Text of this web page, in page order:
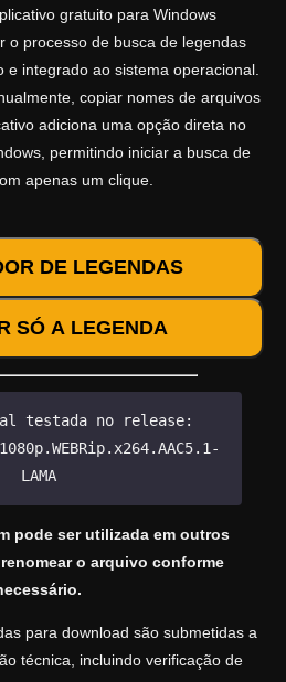
gratuito para Windows
o processo de busca de legendas
e integrado ao sistema operacional.
copiar nomes de arquivos
adiciona uma opção direta no
permitindo iniciar a busca de
apenas um clique.
DE LEGENDAS
SÓ A LEGENDA
testada no release:
LAMA
pode ser utilizada em outros
o arquivo conforme
para download são submetidas a
técnica, incluindo verificação de